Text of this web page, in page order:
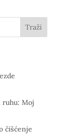
Traži
Moj
čišćenje